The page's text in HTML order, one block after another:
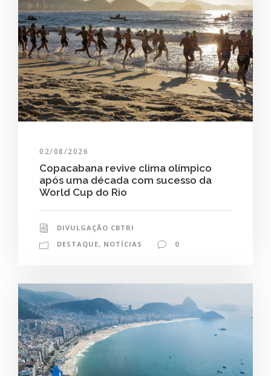
02/08/2026
Copacabana revive clima olímpico
após uma década com sucesso da
World Cup do Rio
DIVULGAÇÃO CBTRI
DESTAQUE, NOTÍCIAS 0